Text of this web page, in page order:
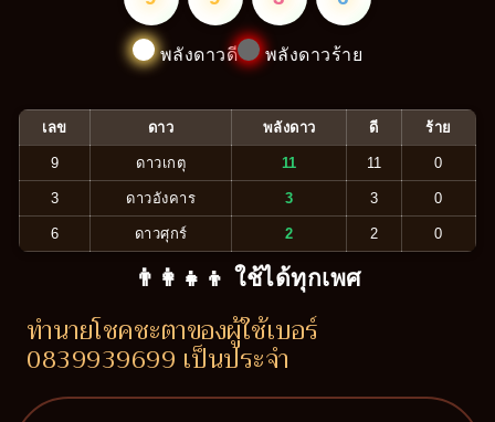
พลังดาวดี พลังดาวร้าย
เลข ดาว พลังดาว ดี ร้าย
9 ดาวเกตุ 11 11 0
3 ดาวอังคาร 3 3 0
6 ดาวศุกร์ 2 2 0
👨‍👩‍👧‍👦 ใช้ได้ทุกเพศ
ทำนายโชคชะตาของผู้ใช้เบอร์
0839939699 เป็นประจำ